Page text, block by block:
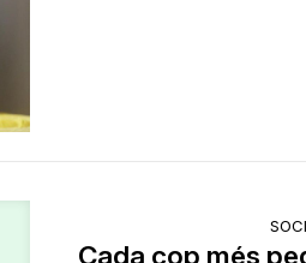
Cada cop més